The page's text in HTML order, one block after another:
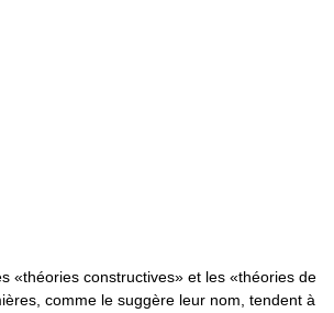
«théories constructives» et les «théories de
comme le suggère leur nom, tendent à